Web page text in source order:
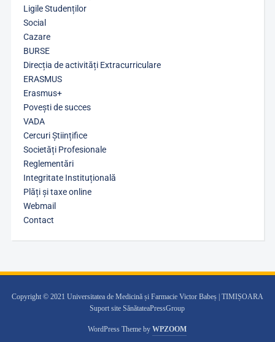
Ligile Studenților
Social
Cazare
BURSE
Direcția de activități Extracurriculare
ERASMUS
Erasmus+
Povești de succes
VADA
Cercuri Științifice
Societăți Profesionale
Reglementări
Integritate Instituțională
Plăți și taxe online
Webmail
Contact
Copyright © 2021 Universitatea de Medicină și Farmacie Victor Babeș | TIMIȘOARA
Suport site SănătateaPressGroup
WordPress Theme byWPZOOM